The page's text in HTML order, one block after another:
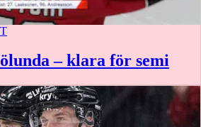
– klara för semi